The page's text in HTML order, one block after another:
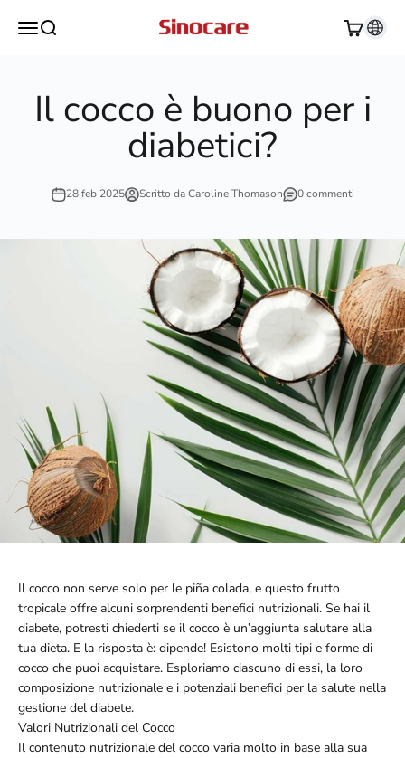
Apri il menu di navigazione
Mostra il menu di ricerca
Sinocare
Mostra il
Il cocco è buono per i
diabetici?
28 feb 2025 Scritto da Caroline Thomason 0 commenti
Il cocco non serve solo per le piña colada, e questo frutto
tropicale offre alcuni sorprendenti benefici nutrizionali. Se hai il
diabete, potresti chiederti se il cocco è un’aggiunta salutare alla
tua dieta. E la risposta è: dipende! Esistono molti tipi e forme di
cocco che puoi acquistare. Esploriamo ciascuno di essi, la loro
composizione nutrizionale e i potenziali benefici per la salute nella
gestione del diabete.
Valori Nutrizionali del Cocco
Il contenuto nutrizionale del cocco varia molto in base alla sua